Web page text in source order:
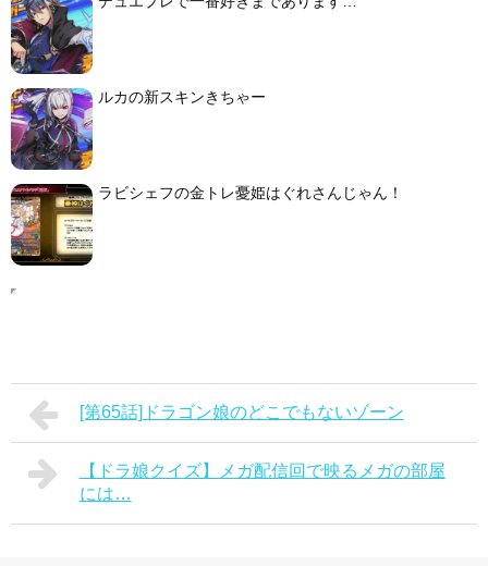
ルカの新スキンきちゃー
ラビシェフの金トレ憂姫はぐれさんじゃん！
[第65話]ドラゴン娘のどこでもないゾーン
【ドラ娘クイズ】メガ配信回で映るメガの部屋
には…